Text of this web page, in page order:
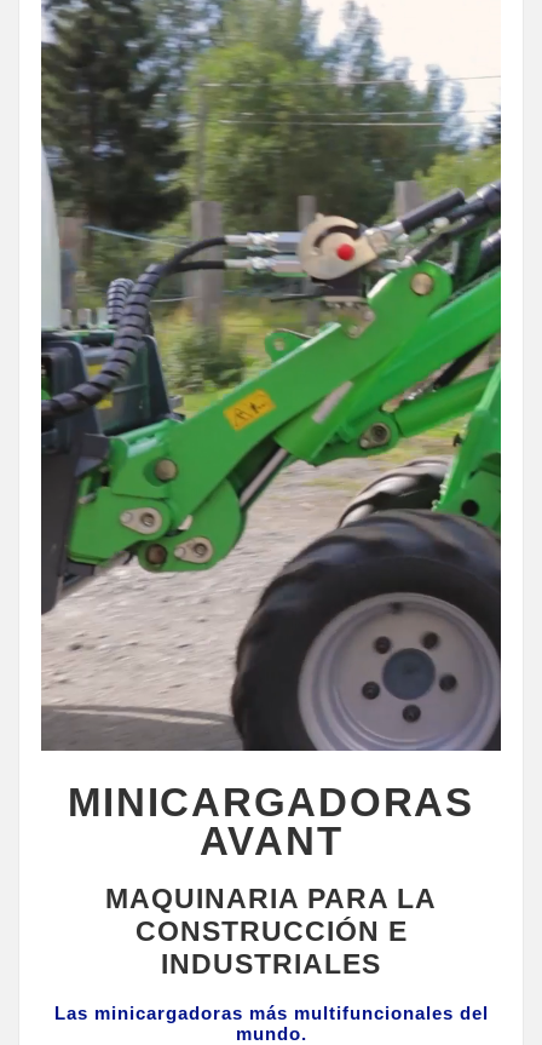
MINICARGADORAS
AVANT
MAQUINARIA PARA LA
CONSTRUCCIÓN E
INDUSTRIALES
Las minicargadoras más multifuncionales del
mundo.